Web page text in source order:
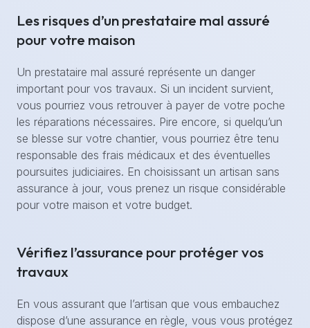
Les risques d’un prestataire mal assuré
pour votre maison
Un prestataire mal assuré représente un danger
important pour vos travaux. Si un incident survient,
vous pourriez vous retrouver à payer de votre poche
les réparations nécessaires. Pire encore, si quelqu’un
se blesse sur votre chantier, vous pourriez être tenu
responsable des frais médicaux et des éventuelles
poursuites judiciaires. En choisissant un artisan sans
assurance à jour, vous prenez un risque considérable
pour votre maison et votre budget.
Vérifiez l’assurance pour protéger vos
travaux
En vous assurant que l’artisan que vous embauchez
dispose d’une assurance en règle, vous vous protégez